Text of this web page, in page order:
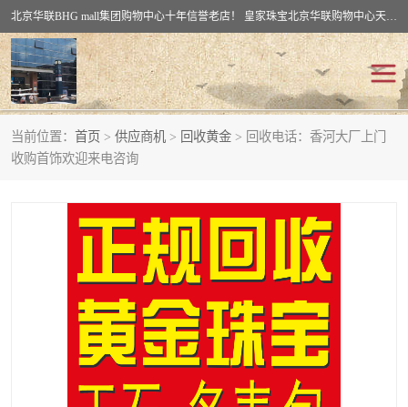
北京华联BHG mall集团购物中心十年信誉老店！ 皇家珠宝北京华联购物中心天时名苑店竭诚欢迎您。 北京市通州区（八通线）通州北苑地铁华联购物中心一层皇家珠宝 北京皇家珠宝通州黄金回收黄金首饰加工店（八通线: 通州北苑地铁华联店）：通州区通州北苑地铁华联购物中心一层皇家珠宝。
当前位置： 首页 > 供应商机 > 回收黄金 > 回收电话：香河大厂上门
收购首饰欢迎来电咨询
回收黄金
回收钯金 回收钻石
回收翡翠玉石